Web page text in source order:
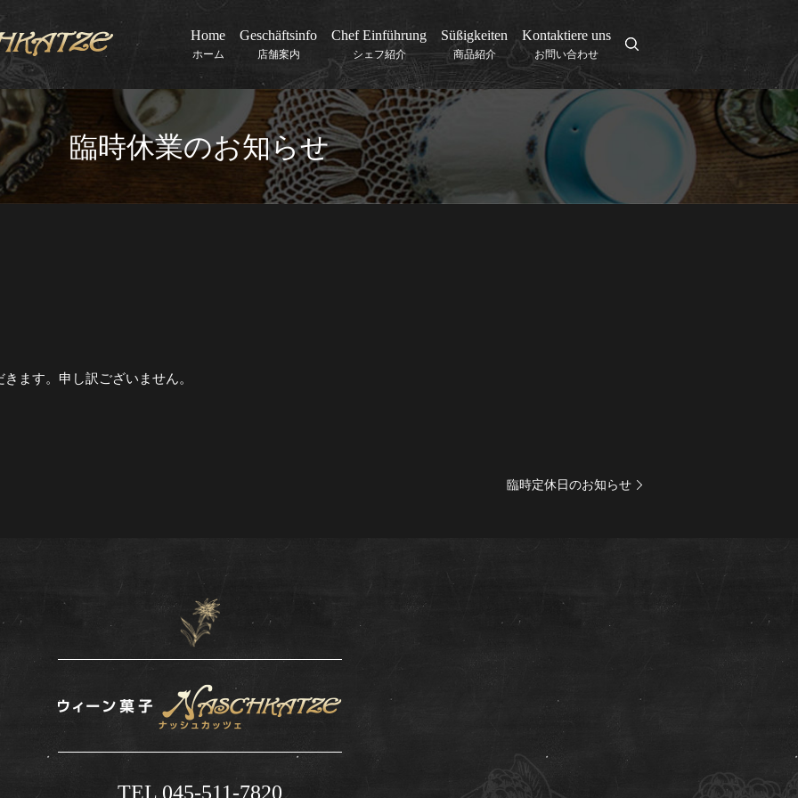
Home
ホーム
Geschäftsinfo
店舗案内
Chef Einführung
シェフ紹介
Süßigkeiten
商品紹介
Kontaktiere uns
お問い合わせ
search
臨時休業のお知らせ
ます。申し訳ございません。
臨時定休日のお知らせ
TEL 045-511-7820